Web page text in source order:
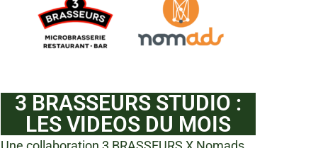
3 BRASSEURS STUDIO :
LES VIDEOS DU MOIS